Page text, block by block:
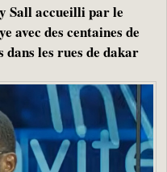
Sall accueilli par le
avec des centaines de
les rues de dakar